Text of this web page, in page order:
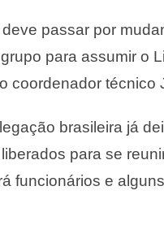
passar por
para assumir o
coordenador técnico
brasileira já
para se
funcionários e